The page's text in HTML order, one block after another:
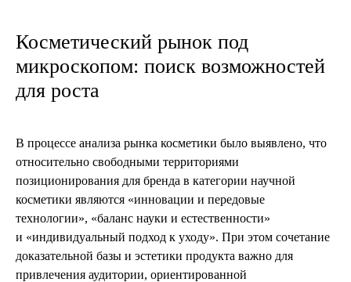
Косметический рынок под
микроскопом: поиск возможностей
для роста
В процессе анализа рынка косметики было выявлено, что
относительно свободными территориями
позиционирования для бренда в категории научной
косметики являются «инновации и передовые
технологии», «баланс науки и естественности»
и «индивидуальный подход к уходу». При этом сочетание
доказательной базы и эстетики продукта важно для
привлечения аудитории, ориентированной